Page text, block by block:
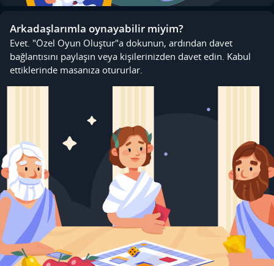
Arkadaşlarımla oynayabilir miyim?
Evet. "Özel Oyun Oluştur"a dokunun, ardından davet
bağlantısını paylaşın veya kişilerinizden davet edin. Kabul
ettiklerinde masanıza otururlar.